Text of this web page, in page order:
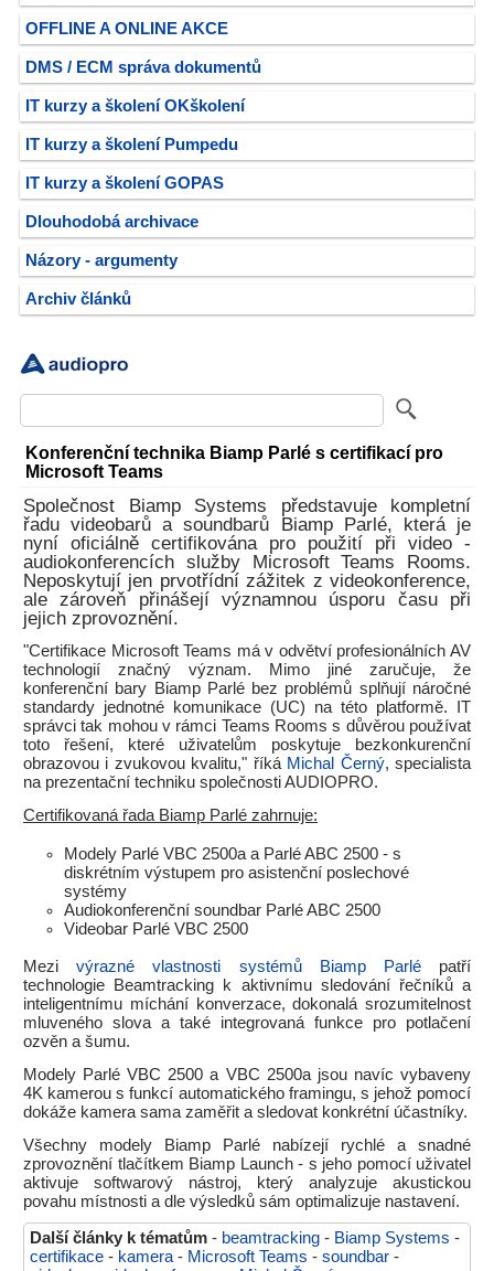
OFFLINE A ONLINE AKCE
DMS / ECM správa dokumentů
IT kurzy a školení OKškolení
IT kurzy a školení Pumpedu
IT kurzy a školení GOPAS
Dlouhodobá archivace
Názory - argumenty
Archiv článků
Konferenční technika Biamp Parlé s certifikací pro
Microsoft Teams
Společnost Biamp Systems představuje kompletní
řadu videobarů a soundbarů Biamp Parlé, která je
nyní oficiálně certifikována pro použití při video -
audiokonferencích služby Microsoft Teams Rooms.
Neposkytují jen prvotřídní zážitek z videokonference,
ale zároveň přinášejí významnou úsporu času při
jejich zprovoznění.
"Certifikace Microsoft Teams má v odvětví profesionálních AV
technologií značný význam. Mimo jiné zaručuje, že
konferenční bary Biamp Parlé bez problémů splňují náročné
standardy jednotné komunikace (UC) na této platformě. IT
správci tak mohou v rámci Teams Rooms s důvěrou používat
toto řešení, které uživatelům poskytuje bezkonkurenční
obrazovou i zvukovou kvalitu," říká Michal Černý, specialista
na prezentační techniku společnosti AUDIOPRO.
Certifikovaná řada Biamp Parlé zahrnuje:
Modely Parlé VBC 2500a a Parlé ABC 2500 - s
diskrétním výstupem pro asistenční poslechové
systémy
Audiokonferenční soundbar Parlé ABC 2500
Videobar Parlé VBC 2500
Mezivýrazné vlastnosti systémů Biamp Parlépatří
technologie Beamtracking k aktivnímu sledování řečníků a
inteligentnímu míchání konverzace, dokonalá srozumitelnost
mluveného slova a také integrovaná funkce pro potlačení
ozvěn a šumu.
Modely Parlé VBC 2500 a VBC 2500a jsou navíc vybaveny
4K kamerou s funkcí automatického framingu, s jehož pomocí
dokáže kamera sama zaměřit a sledovat konkrétní účastníky.
Všechny modely Biamp Parlé nabízejí rychlé a snadné
zprovoznění tlačítkem Biamp Launch - s jeho pomocí uživatel
aktivuje softwarový nástroj, který analyzuje akustickou
povahu místnosti a dle výsledků sám optimalizuje nastavení.
Další články k tématům - beamtracking - Biamp Systems -
certifikace - kamera- Microsoft Teams - soundbar -